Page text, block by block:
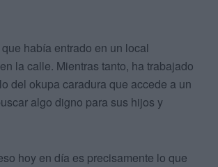
había entrado en un local
la calle. Mientras tanto, ha trabajado
del okupa caradura que accede a un
algo digno para sus hijos y
hoy en día es precisamente lo que